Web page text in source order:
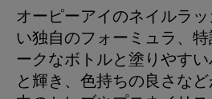
オーピーアイのネイルラ
い独自のフォーミュラ、
ークなボトルと塗りやす
と輝き、色持ちの良さな